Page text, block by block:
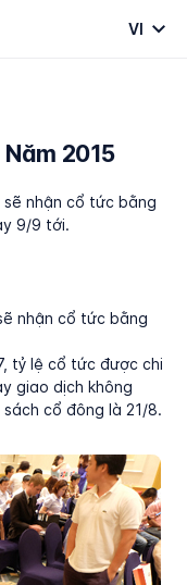
VI
2015
nhận cổ tức bằng
9/9 tới.
nhận cổ tức bằng
tỷ lệ cổ tức được chi
giao dịch không
cổ đông là 21/8.